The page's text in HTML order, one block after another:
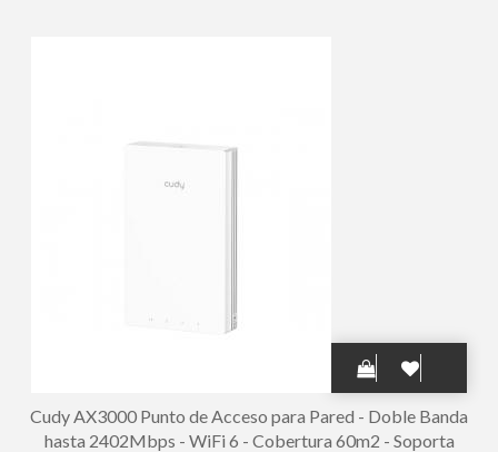
Cudy AX3000 Punto de Acceso para Pared - Doble Banda
hasta 2402Mbps - WiFi 6 - Cobertura 60m2 - Soporta